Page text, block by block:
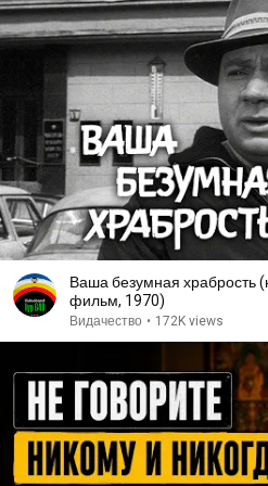
Ваша безумная храбрость
фильм, 1970)
Видачество • 172K views